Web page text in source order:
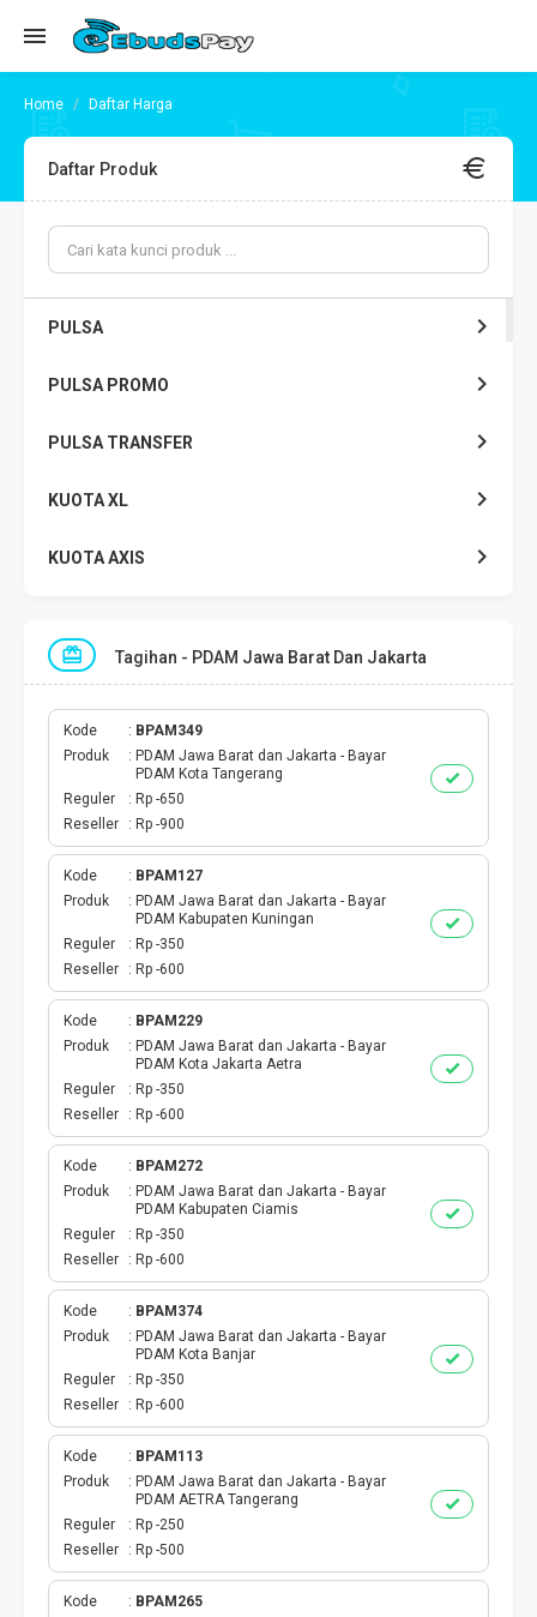
Daftar Harga
Daftar Produk
PULSA
PULSA PROMO
PULSA TRANSFER
KUOTA XL
KUOTA AXIS
KUOTA TELKOMSEL
KUOTA SMARTFREN
KUOTA TRI
TOKEN LISTRIK
PAKET TLP SMS
VOUCHER DIGITAL
UANG ELEKTRONIK
TAGIHAN
BELANJA ONLINE
TV BERBAYAR
MODUL WEBPUL
TOKO ONLINE
AKTIVASI
GATEWAYKU
TELPON PASCABAYAR
PRODUK SPESIAL
Tagihan - PDAM Jawa Barat Dan Jakarta
Kode
BPAM349
Produk
PDAM Jawa Barat dan Jakarta - Bayar
PDAM Kota Tangerang
Reguler
Rp -650
Reseller
Rp -900
Kode
BPAM127
Produk
PDAM Jawa Barat dan Jakarta - Bayar
PDAM Kabupaten Kuningan
Reguler
Rp -350
Reseller
Rp -600
Kode
BPAM229
Produk
PDAM Jawa Barat dan Jakarta - Bayar
PDAM Kota Jakarta Aetra
Reguler
Rp -350
Reseller
Rp -600
Kode
BPAM272
Produk
PDAM Jawa Barat dan Jakarta - Bayar
PDAM Kabupaten Ciamis
Reguler
Rp -350
Reseller
Rp -600
Kode
BPAM374
Produk
PDAM Jawa Barat dan Jakarta - Bayar
PDAM Kota Banjar
Reguler
Rp -350
Reseller
Rp -600
Kode
BPAM113
Produk
PDAM Jawa Barat dan Jakarta - Bayar
PDAM AETRA Tangerang
Reguler
Rp -250
Reseller
Rp -500
Kode
BPAM265